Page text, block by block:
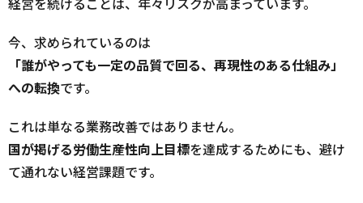
今、求められているのは
「誰がやっても一定の品質で回る、再現性のある仕組み」
への転換です。
これは単なる業務改善ではありません。
国が掲げる労働生産性向上目標を達成するためにも、避け
て通れない経営課題です。